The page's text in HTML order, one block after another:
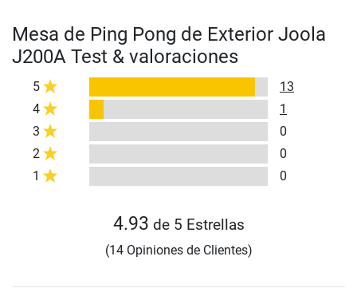
Mesa de Ping Pong de Exterior Joola
J200A Test & valoraciones
5
13
4
1
3
0
2
0
1
0
4.93 de 5 Estrellas
(14 Opiniones de Clientes)